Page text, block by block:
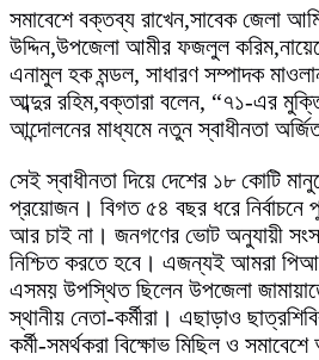
সমাবেশে বক্তব্য রাখেন,সাবেক জেলা
উদ্দিন,উপজেলা আমীর ফজলুল
এনামুল হক মন্ডল, সাধারণ সম্পাদক
আব্দুর রহিম,বক্তারা বলেন, “৭১-এর
আন্দোলনের মাধ্যমে নতুন স্বাধীনতা
সেই স্বাধীনতা দিয়ে দেশের ১৮ কোটি
প্রয়োজন। বিগত ৫৪ বছর ধরে
আর চাই না। জনগণের ভোট অনুযায়ী
নিশ্চিত করতে হবে। এজন্যই আমরা পিআর
এসময় উপস্থিত ছিলেন উপজেলা
স্থানীয় নেতা-কর্মীরা। এছাড়াও
কর্মী-সমর্থকরা বিক্ষোভ মিছিল ও